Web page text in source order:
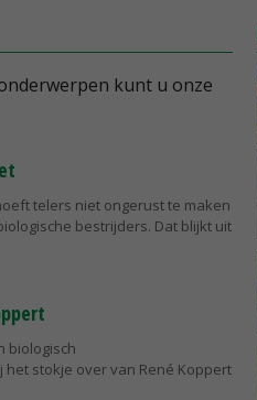
kunt u onze
telers niet ongerust te maken
bestrijders. Dat blijkt uit
biologisch
stokje over van René Koppert